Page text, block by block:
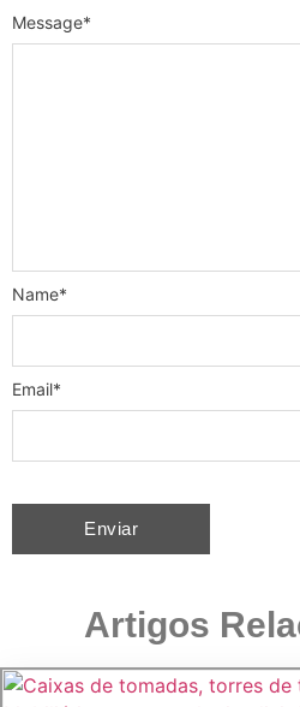
Message*
Name*
Email*
Artigos